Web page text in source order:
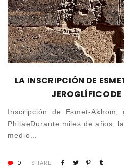
LA INSCRIPCIÓN DE
JEROGLÍFICO
Inscripción de Esmet-
PhilaeDurante miles de años,
medio...
0 SHARE